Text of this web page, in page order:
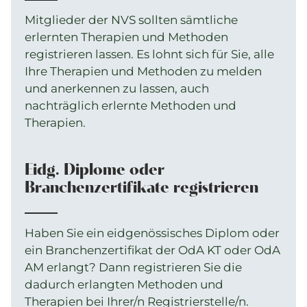
erfolgt durch die SPAK.
Für unser Mitglieder: hier mehr dazu
über die kantonale Anerkennung und
Berufsausübungsbewilligung:Kantonale
Gesetzgebung
Mitglieder der NVS sollten sämtliche
erlernten Therapien und Methoden
registrieren lassen. Es lohnt sich für Sie, alle
Ihre Therapien und Methoden zu melden
und anerkennen zu lassen, auch
nachträglich erlernte Methoden und
Therapien.
Eidg. Diplome oder
Branchenzertifikate registrieren
Haben Sie ein eidgenössisches Diplom oder
ein Branchenzertifikat der OdA KT oder OdA
AM erlangt? Dann registrieren Sie die
dadurch erlangten Methoden und
Therapien bei Ihrer/n Registrierstelle/n.